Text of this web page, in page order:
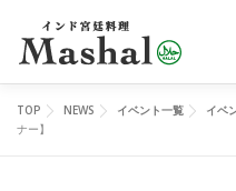
MENU
TOP NEWS イベント一覧 イベ
ナー】